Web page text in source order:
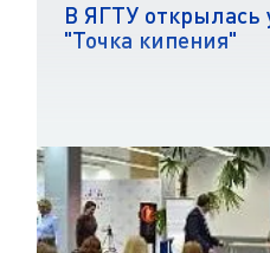
В ЯГТУ открылась
"Точка кипения"